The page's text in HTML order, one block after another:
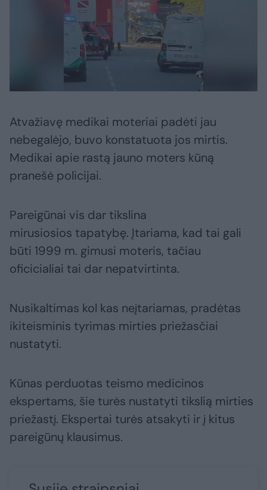
Atvažiavę medikai moteriai padėti jau
nebegalėjo, buvo konstatuota jos mirtis.
Medikai apie rastą jauno moters kūną
pranešė policijai.
Pareigūnai vis dar tikslina
mirusiosios tapatybę. Įtariama, kad tai gali
būti 1999 m. gimusi moteris, tačiau
oficicialiai tai dar nepatvirtinta.
Nusikaltimas kol kas neįtariamas, pradėtas
ikiteisminis tyrimas mirties priežasčiai
nustatyti.
Kūnas perduotas teismo medicinos
ekspertams, šie turės nustatyti tikslią mirties
priežastį. Ekspertai turės atsakyti ir į kitus
pareigūnų klausimus.